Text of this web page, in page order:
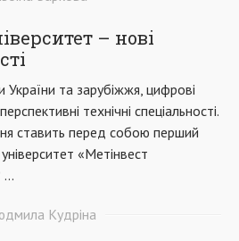
– нові
України та зарубіжжя, цифрові
технічні спеціальності.
ставить перед собою перший
«Метінвест
...
Кудріна